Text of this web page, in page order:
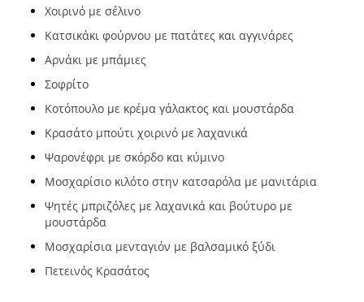
Χοιρινό με σέλινο
Κατσικάκι φούρνου με πατάτες και αγγινάρες
Αρνάκι με μπάμιες
Σοφρίτο
Κοτόπουλο με κρέμα γάλακτος και μουστάρδα
Κρασάτο μπούτι χοιρινό με λαχανικά
Ψαρονέφρι με σκόρδο και κύμινο
Μοσχαρίσιο κιλότο στην κατσαρόλα με μανιτάρια
Ψητές μπριζόλες με λαχανικά και βούτυρο με
μουστάρδα
Μοσχαρίσια μενταγιόν με βαλσαμικό ξύδι
Πετεινός Κρασάτος